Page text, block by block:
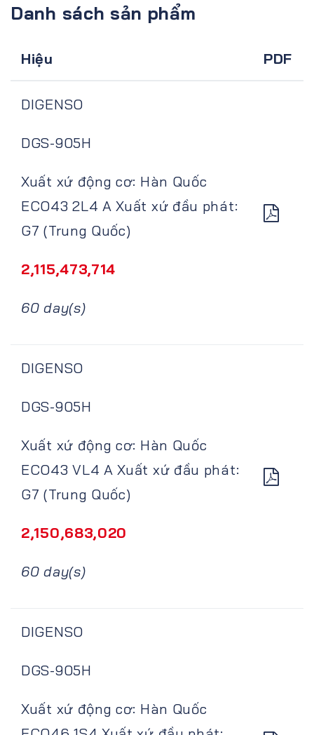
Danh sách sản phẩm
Hiệu PDF
DIGENSO
DGS-905H
Xuất xứ động cơ: Hàn Quốc
ECO43 2L4 A Xuất xứ đầu phát:
G7 (Trung Quốc)
2,115,473,714
60 day(s)
DIGENSO
DGS-905H
Xuất xứ động cơ: Hàn Quốc
ECO43 VL4 A Xuất xứ đầu phát:
G7 (Trung Quốc)
2,150,683,020
60 day(s)
DIGENSO
DGS-905H
Xuất xứ động cơ: Hàn Quốc